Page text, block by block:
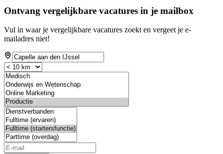
Ontvang vergelijkbare vacatures in je mailbox
Vul in waar je vergelijkbare vacatures zoekt en vergeet je e-
mailadres niet!